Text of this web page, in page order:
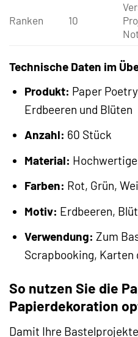
Ranken 10
Technische Daten im
Produkt: Paper
Erdbeeren und Blüten
Anzahl: 60 Stück
Material:
Farben: Rot, Grün,
Motiv: Erdbeeren,
Verwendung: Zum
Scrapbooking, Karten
So nutzen Sie die
Papierdekoration
Damit Ihre